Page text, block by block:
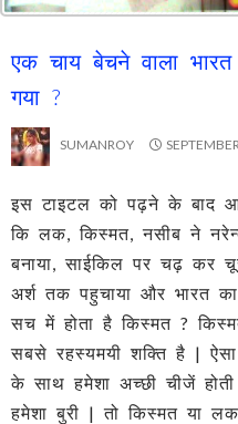
एक चाय बेचने वाला
गया ?
SUMANROY
इस टाइटल को पढ़ने के बाद
कि लक, किस्मत, नसीब ने
बनाया, साईकिल पर चढ़ कर
अर्श तक पहुचाया और भारत
सच में होता है किस्मत ?
सबसे रहस्यमयी शक्ति है |
के साथ हमेशा अच्छी चीजें
हमेशा बुरी | तो किस्मत या